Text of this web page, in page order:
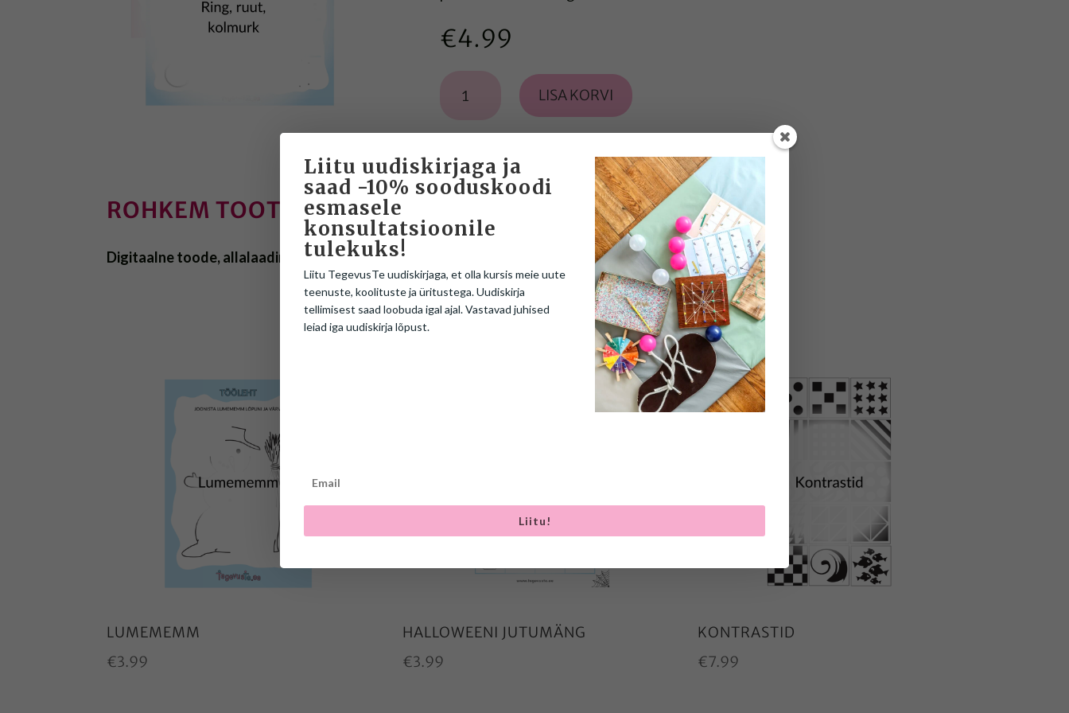
€4.99
ruut,
kolmurk
kogus
LISA KORVI
ROHKEM TOOTEST
Digitaalne toode, allalaadimiseks!
SEOTUD TOOTED
LUMEMEMM
€3.99
HALLOWEENI JUTUMÄNG
€3.99
KONTRASTID
€7.99
Liitu uudiskirjaga ja
saad -10% sooduskoodi
esmasele
konsultatsioonile
tulekuks!
Liitu TegevusTe uudiskirjaga, et olla kursis meie uute
teenuste, koolituste ja üritustega. Uudiskirja
tellimisest saad loobuda igal ajal. Vastavad juhised
leiad iga uudiskirja lõpust.
Liitu!